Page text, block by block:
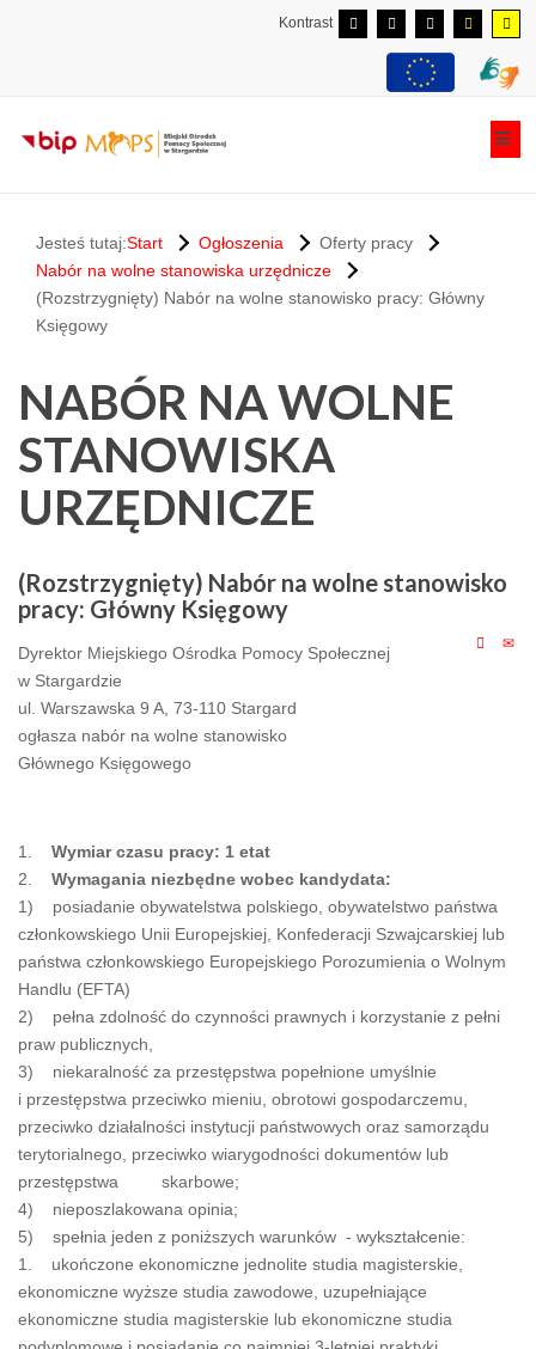
Kontrast
Jesteś tutaj:Start Ogłoszenia
Oferty pracy
Nabór na wolne stanowiska urzędnicze
(Rozstrzygnięty) Nabór na wolne stanowisko pracy: Główny
Księgowy
NABÓR NA WOLNE
STANOWISKA
URZĘDNICZE
(Rozstrzygnięty) Nabór na wolne stanowisko
pracy: Główny Księgowy
Dyrektor Miejskiego Ośrodka Pomocy Społecznej
w Stargardzie
ul. Warszawska 9 A, 73-110 Stargard
ogłasza nabór na wolne stanowisko
Głównego Księgowego
1. Wymiar czasu pracy: 1 etat
2. Wymagania niezbędne wobec kandydata:
1) posiadanie obywatelstwa polskiego, obywatelstwo państwa
członkowskiego Unii Europejskiej, Konfederacji Szwajcarskiej lub
państwa członkowskiego Europejskiego Porozumienia o Wolnym
Handlu (EFTA)
2) pełna zdolność do czynności prawnych i korzystanie z pełni
praw publicznych,
3) niekaralność za przestępstwa popełnione umyślnie
i przestępstwa przeciwko mieniu, obrotowi gospodarczemu,
przeciwko działalności instytucji państwowych oraz samorządu
terytorialnego, przeciwko wiarygodności dokumentów lub
przestępstwa skarbowe;
4) nieposzlakowana opinia;
5) spełnia jeden z poniższych warunków - wykształcenie:
1. ukończone ekonomiczne jednolite studia magisterskie,
ekonomiczne wyższe studia zawodowe, uzupełniające
ekonomiczne studia magisterskie lub ekonomiczne studia